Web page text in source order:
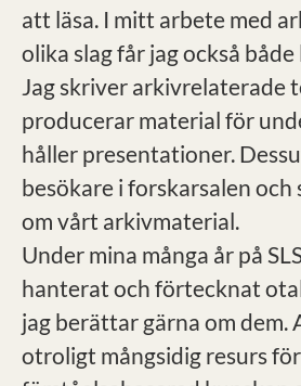
att läsa. I mitt arbete med
olika slag får jag också
Jag skriver arkivrelaterade
producerar material för
håller presentationer.
besökare i forskarsalen
om vårt arkivmaterial.
Under mina många år på
hanterat och förtecknat
jag berättar gärna om dem.
otroligt mångsidig resurs